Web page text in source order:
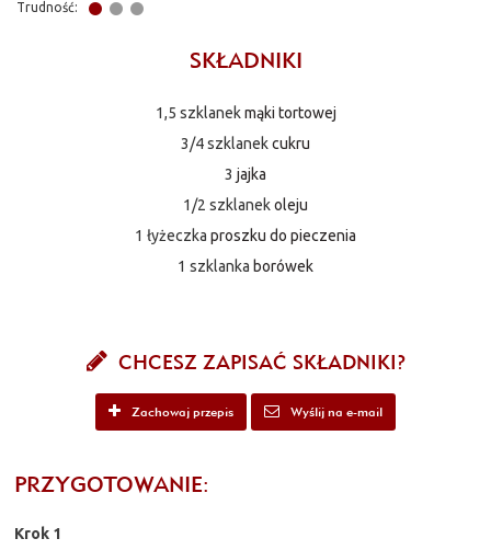
Trudność:
SKŁADNIKI
1,5 szklanek mąki tortowej
3/4 szklanekcukru
3 jajka
1/2 szklanekoleju
1 łyżeczka proszku do pieczenia
1 szklanka borówek
CHCESZ ZAPISAĆ SKŁADNIKI?
Zachowaj przepis Wyślij na e-mail
PRZYGOTOWANIE:
Krok 1